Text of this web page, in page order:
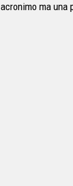
acronimo ma una